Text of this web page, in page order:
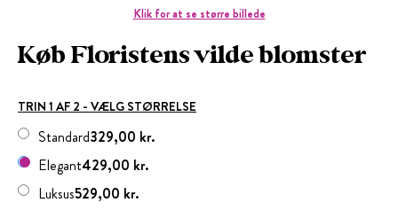
Klik for at se større billede
Køb Floristens vilde blomster
TRIN 1 AF 2 - VÆLG STØRRELSE
329,00 kr.
Standard
429,00 kr.
Elegant
529,00 kr.
Luksus